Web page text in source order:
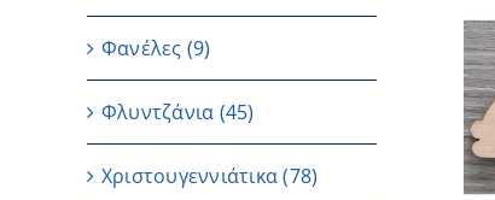
ΛΕΠΤΟΜΕΡΕΙΕΣ
Φανέλες (9)
Φλυντζάνια (45)
Χριστουγεννιάτικα(78)